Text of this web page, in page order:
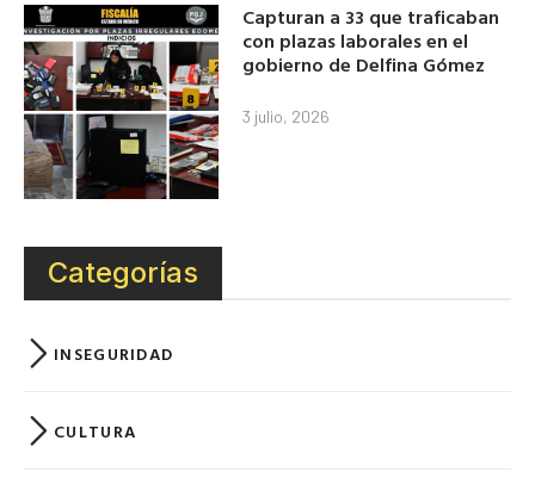
Capturan a 33 que traficaban
con plazas laborales en el
gobierno de Delfina Gómez
3 julio, 2026
Categorías
INSEGURIDAD
CULTURA